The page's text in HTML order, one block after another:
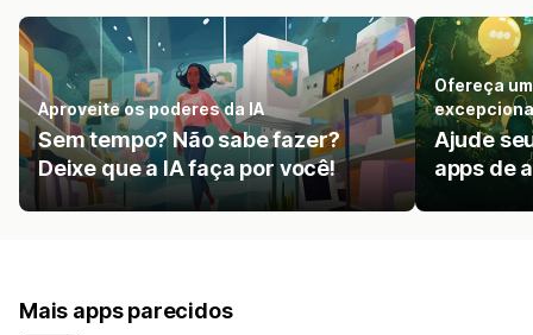
Aproveite os poderes da IA
Sem tempo? Não sabe fazer?
Deixe que a IA faça por você!
Ofereça
Ajude
apps de
Mais apps parecidos